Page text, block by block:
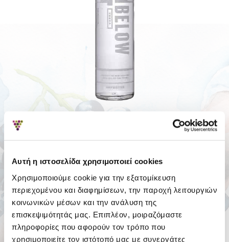
Αυτή η ιστοσελίδα χρησιμοποιεί cookies
Χρησιμοποιούμε cookie για την εξατομίκευση
περιεχομένου και διαφημίσεων, την παροχή λειτουργιών
κοινωνικών μέσων και την ανάλυση της
επισκεψιμότητάς μας. Επιπλέον, μοιραζόμαστε
πληροφορίες που αφορούν τον τρόπο που
χρησιμοποιείτε τον ιστότοπό μας με συνεργάτες
ΠΕΡΙΓΡΑΦΉ
Σύμφωνα με 0 αξιολογήσεις. -
Γράψτε μια αξιολόγηση
ΕΤΛΠ 30.14€
20.80€
Χωρίς ΦΠΑ: 16.77€